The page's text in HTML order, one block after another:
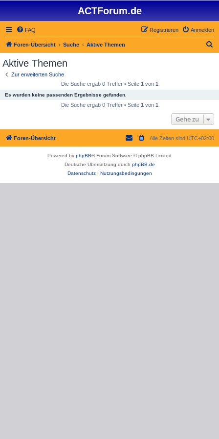
ACTForum.de
FAQ Anmelden
Registrieren
Foren-Übersicht Suche Aktive Themen
Aktive Themen
Zur erweiterten Suche
Die Suche ergab 0 Treffer • Seite 1 von 1
Es wurden keine passenden Ergebnisse gefunden.
Die Suche ergab 0 Treffer • Seite 1 von 1
Gehe zu
Foren-Übersicht Alle Zeiten sind UTC+02:00
Powered by phpBB® Forum Software © phpBB Limited
Deutsche Übersetzung durch phpBB.de
Datenschutz| Nutzungsbedingungen